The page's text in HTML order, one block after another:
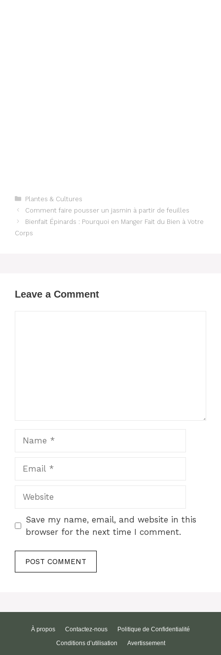
Categories
Plantes & Cultures
Comment faire pousser un jasmin à partir de feuilles
Bienfait Épinards : Pourquoi en Manger Fait du Bien à Votre
Corps
Leave a Comment
Save my name, email, and website in this
browser for the next time I comment.
À propos Contactez-nous
Politique de Confidentialité
Conditions d’utilisation
Avertissement